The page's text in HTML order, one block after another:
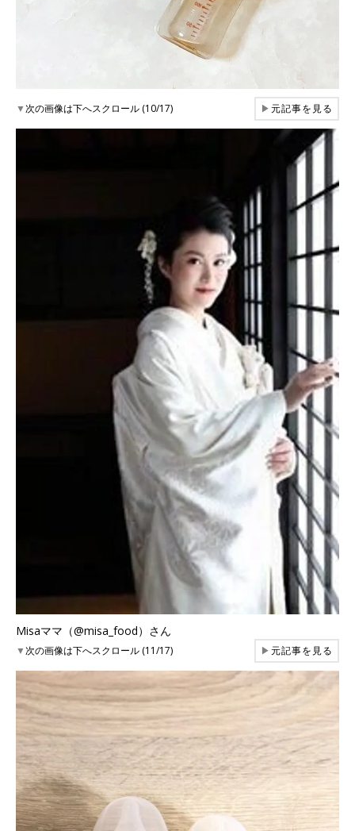
▼次の画像は下へスクロール (10/17) ▶元記事を見る
Misaママ（@misa_food）さん
▼次の画像は下へスクロール (11/17) ▶元記事を見る